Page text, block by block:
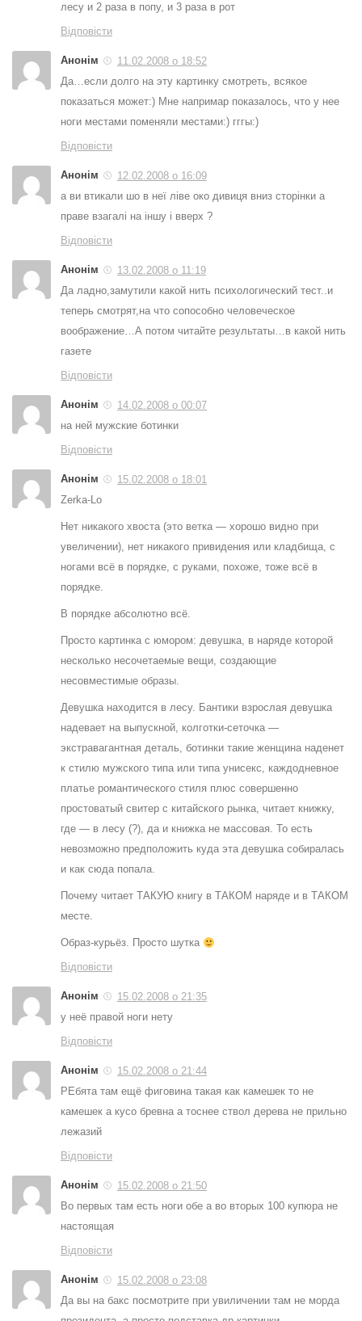
лесу и 2 раза в попу, и 3 раза в рот
Відповісти
Анонім
11.02.2008 о 18:52
Да…если долго на эту картинку смотреть, всякое
показаться может:) Мне напримар показалось, что у нее
ноги местами поменяли местами:) гггы:)
Відповісти
Анонім
12.02.2008 о 16:09
а ви втикали шо в неї ліве око дивиця вниз сторінки а
праве взагалі на іншу і вверх ?
Відповісти
Анонім
13.02.2008 о 11:19
Да ладно,замутили какой нить психологический тест..и
теперь смотрят,на что сопособно человеческое
воображение…А потом читайте результаты…в какой нить
газете
Відповісти
Анонім
14.02.2008 о 00:07
на ней мужские ботинки
Відповісти
Анонім
15.02.2008 о 18:01
Zerka-Lo
Нет никакого хвоста (это ветка — хорошо видно при
увеличении), нет никакого привидения или кладбища, с
ногами всё в порядке, с руками, похоже, тоже всё в
порядке.
В порядке абсолютно всё.
Просто картинка с юмором: девушка, в наряде которой
несколько несочетаемые вещи, создающие
несовместимые образы.
Девушка находится в лесу. Бантики взрослая девушка
надевает на выпускной, колготки-сеточка —
экстравагантная деталь, ботинки такие женщина наденет
к стилю мужского типа или типа унисекс, каждодневное
платье романтического стиля плюс совершенно
простоватый свитер с китайского рынка, читает книжку,
где — в лесу (?), да и книжка не массовая. То есть
невозможно предположить куда эта девушка собиралась
и как сюда попала.
Почему читает ТАКУЮ книгу в ТАКОМ наряде и в ТАКОМ
месте.
Образ-курьёз. Просто шутка
Відповісти
Анонім
15.02.2008 о 21:35
у неё правой ноги нету
Відповісти
Анонім
15.02.2008 о 21:44
РЕбята там ещё фиговина такая как камешек то не
камешек а кусо бревна а тоснее ствол дерева не прильно
лежазий
Відповісти
Анонім
15.02.2008 о 21:50
Во первых там есть ноги обе а во вторых 100 купюра не
настоящая
Відповісти
Анонім
15.02.2008 о 23:08
Да вы на бакс посмотрите при увиличении там не морда